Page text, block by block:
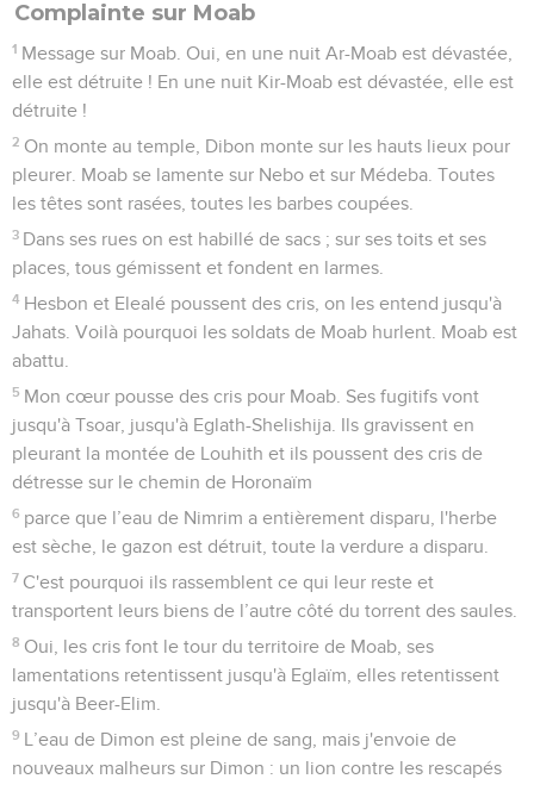
Complainte sur Moab
1 Message sur Moab. Oui, en une nuit Ar-Moab est dévastée,
elle est détruite ! En une nuit Kir-Moab est dévastée, elle est
détruite !
2 On monte au temple, Dibon monte sur les hauts lieux pour
pleurer. Moab se lamente sur Nebo et sur Médeba. Toutes
les têtes sont rasées, toutes les barbes coupées.
3 Dans ses rues on est habillé de sacs ; sur ses toits et ses
places, tous gémissent et fondent en larmes.
4 Hesbon et Elealé poussent des cris, on les entend jusqu'à
Jahats. Voilà pourquoi les soldats de Moab hurlent. Moab est
abattu.
5 Mon cœur pousse des cris pour Moab. Ses fugitifs vont
jusqu'à Tsoar, jusqu'à Eglath-Shelishija. Ils gravissent en
pleurant la montée de Louhith et ils poussent des cris de
détresse sur le chemin de Horonaïm
6 parce que l’eau de Nimrim a entièrement disparu, l'herbe
est sèche, le gazon est détruit, toute la verdure a disparu.
7 C'est pourquoi ils rassemblent ce qui leur reste et
transportent leurs biens de l’autre côté du torrent des saules.
8 Oui, les cris font le tour du territoire de Moab, ses
lamentations retentissent jusqu'à Eglaïm, elles retentissent
jusqu'à Beer-Elim.
9 L’eau de Dimon est pleine de sang, mais j'envoie de
nouveaux malheurs sur Dimon : un lion contre les rescapés